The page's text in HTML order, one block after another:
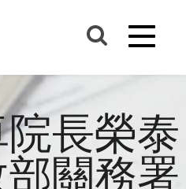
長榮泰
關務署